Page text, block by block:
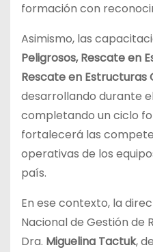
formación con
Asimismo, las
Peligrosos, Rescate en
Rescate en Estructuras
desarrollando durante
completando un ciclo
fortalecerá las
operativas de los
país.
En ese contexto, la
Nacional de Gestión de
Dra. Miguelina Tactuk,